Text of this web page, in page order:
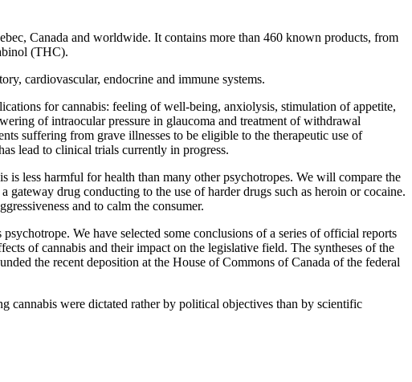
Canada and worldwide. It contains more than 460 known products, from
(THC).
cardiovascular, endocrine and immune systems.
for cannabis: feeling of well-being, anxiolysis, stimulation of appetite,
of intraocular pressure in glaucoma and treatment of withdrawal
suffering from grave illnesses to be eligible to the therapeutic use of
lead to clinical trials currently in progress.
less harmful for health than many other psychotropes. We will compare the
drug conducting to the use of harder drugs such as heroin or cocaine.
and to calm the consumer.
We have selected some conclusions of a series of official reports
of cannabis and their impact on the legislative field. The syntheses of the
the recent deposition at the House of Commons of Canada of the federal
cannabis were dictated rather by political objectives than by scientific